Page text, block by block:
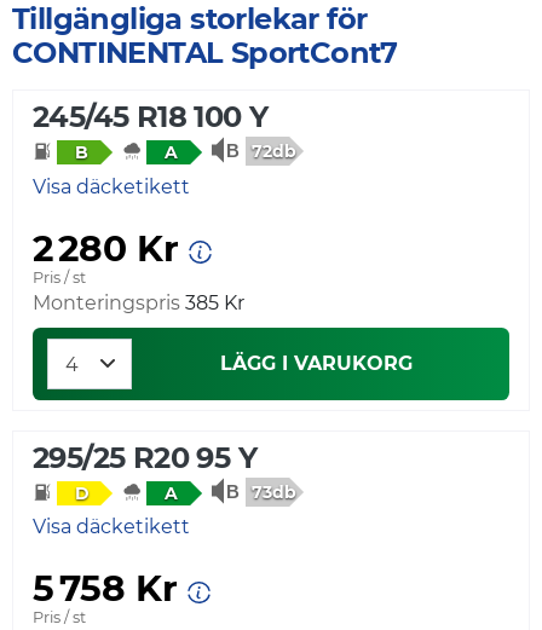
Tillgängliga storlekar för
CONTINENTAL SportCont7
245/45 R18 100 Y
B A 72db
Visa däcketikett
2 280 Kr
Pris / st
Monteringspris 385 Kr
LÄGG I VARUKORG
295/25 R20 95 Y
D A 73db
Visa däcketikett
5 758 Kr
Pris / st